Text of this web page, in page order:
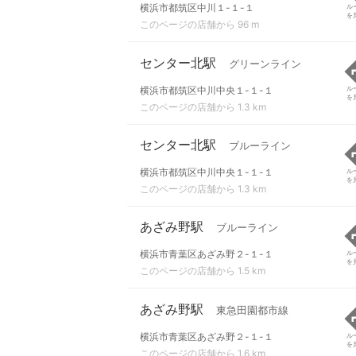
横浜市都筑区中川１-１-１
このページの店舗から 96 m
ル
を
センター北駅 グリーンライン
横浜市都筑区中川中央１-１-１
このページの店舗から 1.3 km
ル
を
センター北駅 ブルーライン
横浜市都筑区中川中央１-１-１
このページの店舗から 1.3 km
ル
を
あざみ野駅 ブルーライン
横浜市青葉区あざみ野２-１-１
このページの店舗から 1.5 km
ル
を
あざみ野駅 東急田園都市線
横浜市青葉区あざみ野２-１-１
このページの店舗から 1.6 km
ル
を